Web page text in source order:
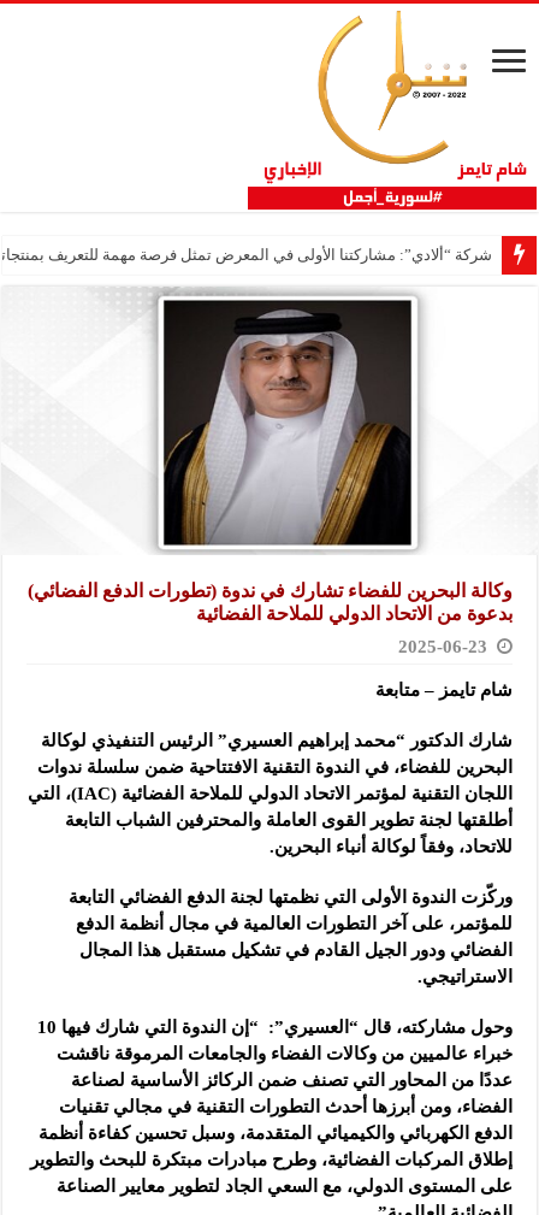
شركة “ألادي”: مشاركتنا الأولى في المعرض تمثل فرصة مهمة للتعريف
وكالة البحرين للفضاء تشارك في ندوة (تطورات الدفع الفضائي)
بدعوة من الاتحاد الدولي للملاحة الفضائية
2025-06-23
شام تايمز – متابعة
شارك الدكتور “محمد إبراهيم العسيري” الرئيس التنفيذي لوكالة
البحرين للفضاء، في الندوة التقنية الافتتاحية ضمن سلسلة ندوات
اللجان التقنية لمؤتمر الاتحاد الدولي للملاحة الفضائية (IAC)، التي
أطلقتها لجنة تطوير القوى العاملة والمحترفين الشباب التابعة
للاتحاد، وفقاً لوكالة أنباء البحرين.
وركّزت الندوة الأولى التي نظمتها لجنة الدفع الفضائي التابعة
للمؤتمر، على آخر التطورات العالمية في مجال أنظمة الدفع
الفضائي ودور الجيل القادم في تشكيل مستقبل هذا المجال
الاستراتيجي.
وحول مشاركته، قال “العسيري”: “إن الندوة التي شارك فيها 10
خبراء عالميين من وكالات الفضاء والجامعات المرموقة ناقشت
عددًا من المحاور التي تصنف ضمن الركائز الأساسية لصناعة
الفضاء، ومن أبرزها أحدث التطورات التقنية في مجالي تقنيات
الدفع الكهربائي والكيميائي المتقدمة، وسبل تحسين كفاءة أنظمة
إطلاق المركبات الفضائية، وطرح مبادرات مبتكرة للبحث والتطوير
على المستوى الدولي، مع السعي الجاد لتطوير معايير الصناعة